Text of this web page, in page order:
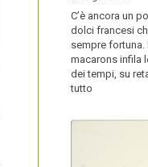
C’è ancora un
dolci francesi
sempre fortuna.
macarons infila
dei tempi, su
tutto